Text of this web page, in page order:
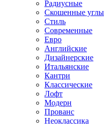
Радиусные
Скошенные углы
Стиль
Современные
Евро
Английские
Дизайнерские
Итальянские
Кантри
Классические
Лофт
Модерн
Прованс
Неоклассика